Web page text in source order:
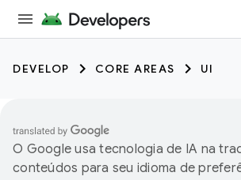
DEVELOP CORE AREAS UI
O Google usa tecnologia de IA na
conteúdos para seu idioma de